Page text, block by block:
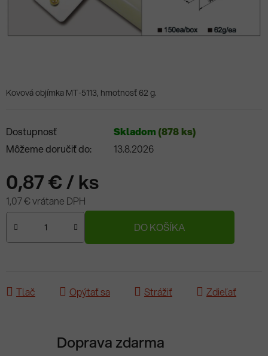
Kovová objímka MT-5113, hmotnosť 62 g.
Dostupnosť Skladom (878 ks)
Môžeme doručiť do:
13.8.2026
0,87 €/ ks
1,07 € vrátane DPH
DO KOŠÍKA
Tlač Opýtať sa Strážiť Zdieľať
Doprava zdarma